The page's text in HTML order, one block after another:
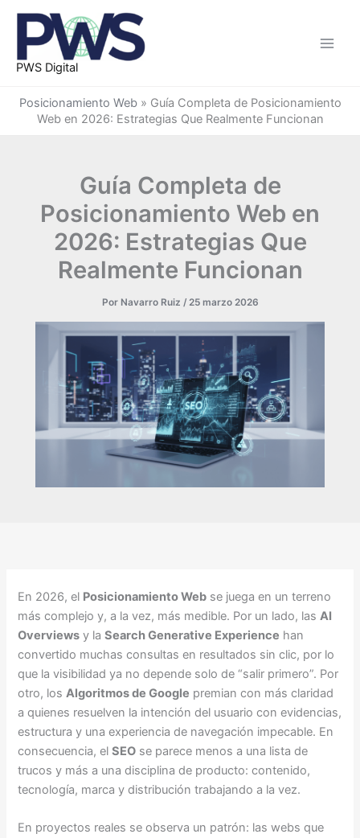
contenido
PWS Digital
Posicionamiento Web» Guía Completa de Posicionamiento
Web en 2026: Estrategias Que Realmente Funcionan
Guía Completa de
Posicionamiento Web en
2026: Estrategias Que
Realmente Funcionan
Por Navarro Ruiz / 25 marzo 2026
En 2026, el Posicionamiento Web se juega en un terreno
más complejo y, a la vez, más medible. Por un lado, lasAI
Overviews y laSearch Generative Experience han
convertido muchas consultas en resultados sin clic, por lo
que la visibilidad ya no depende solo de “salir primero”. Por
otro, losAlgoritmos de Google premian con más claridad
a quienes resuelven la intención del usuario con evidencias,
estructura y una experiencia de navegación impecable. En
consecuencia, elSEO se parece menos a una lista de
trucos y más a una disciplina de producto: contenido,
tecnología, marca y distribución trabajando a la vez.
En proyectos reales se observa un patrón: las webs que